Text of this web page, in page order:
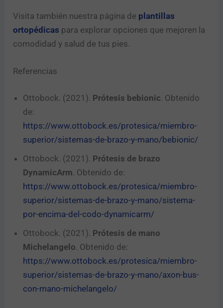
Visita también nuestra página de plantillas
ortopédicas para explorar opciones que mejoren la
comodidad y salud de tus pies.
Referencias
Ottobock. (2021). Prótesis bebionic. Obtenido
de:
https://www.ottobock.es/protesica/miembro-
superior/sistemas-de-brazo-y-mano/bebionic/
Ottobock. (2021). Prótesis de brazo
DynamicArm. Obtenido de:
https://www.ottobock.es/protesica/miembro-
superior/sistemas-de-brazo-y-mano/sistema-
por-encima-del-codo-dynamicarm/
Ottobock. (2021). Prótesis de mano
Michelangelo. Obtenido de:
https://www.ottobock.es/protesica/miembro-
superior/sistemas-de-brazo-y-mano/axon-bus-
con-mano-michelangelo/